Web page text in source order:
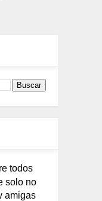
todos
solo no
amigas